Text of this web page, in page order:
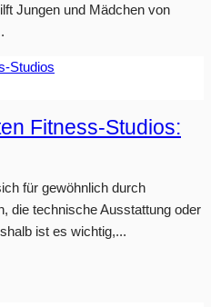
Jungen und Mädchen von
Fitness-Studios:
für gewöhnlich durch
die technische Ausstattung oder
ist es wichtig,...